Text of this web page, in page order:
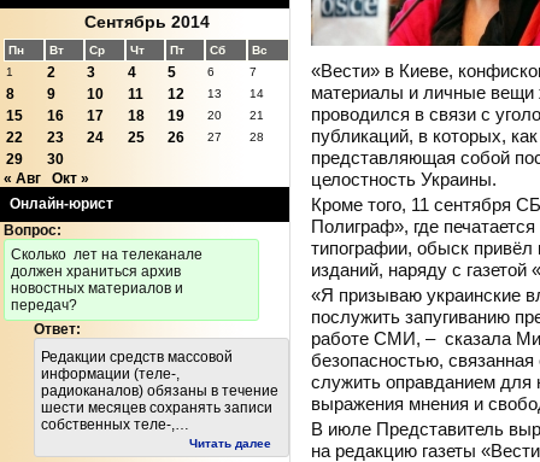
Сентябрь 2014
Пн Вт Ср Чт Пт Сб
Вс
1
2 3 4 5 6 7
8 9 10 11 12 13 14
15 16 17 18 19 20 21
22 23 24 25 26 27 28
29
30
« Авг
Окт »
Онлайн-юрист
Вопрос:
Cколько лет на телеканале
должен храниться архив
новостных материалов и
передач?
Ответ:
Редакции средств массовой
информации (теле-,
радиоканалов) обязаны в течение
шести месяцев сохранять записи
собственных теле-,…
Читать далее
«Вести» в Киеве,
материалы и личные вещи
проводился в связи с
публикаций, в которых,
представляющая собой
целостность Украины.
Кроме того, 11 сентября
Полиграф», где
типографии, обыск привёл
изданий, наряду с газетой
«Я призываю украинские
послужить запугиванию
работе СМИ, – сказала
безопасностью,
служить оправданием для
выражения мнения и
В июле Представитель
на редакцию газеты